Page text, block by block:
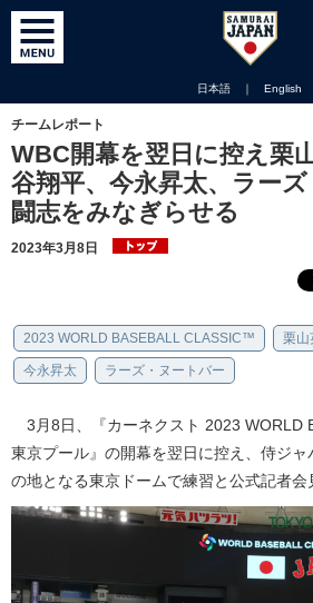
日本語 ｜ English
チームレポート
WBC開幕を翌日に控え栗
谷翔平、今永昇太、ラー
闘志をみなぎらせる
2023年3月8日
2023 WORLD BASEBALL CLASSIC™ 栗山
今永昇太 ラーズ・ヌートバー
3月8日、『カーネクスト 2023 WORLD
東京プール』の開幕を翌日に控え、侍ジ
の地となる東京ドームで練習と公式記者会